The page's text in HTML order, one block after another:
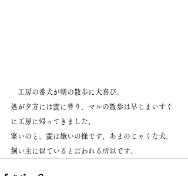
工房の番犬が朝の散歩に大喜び。
処が夕方には霙に替り、マルの散歩は早じまいすぐ
に工房に帰ってきました。
寒いのと、霙は嫌いの様です、あまのじゃくな犬。
飼い主に似ていると言われる所以です。